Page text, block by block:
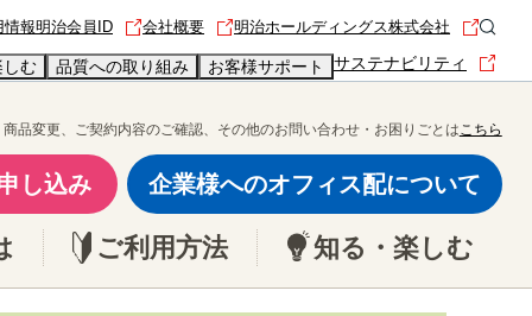
しむ 品質への取り組み お客様サポート サステナビリティ
情報明治会員ID 会社概要 明治ホールディングス株式会社
商品変更、ご契約内容のご確認、その他のお問い合わせ・お困りごとはこちら
ご利用方法 知る・楽しむ
し込み 企業様へのオフィス配について